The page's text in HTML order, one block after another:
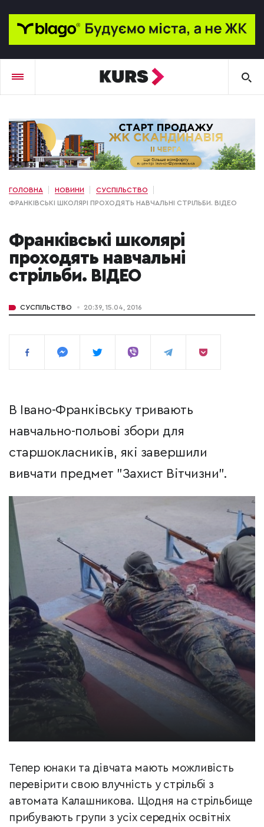
ГОЛОВНА НОВИНИ
СУСПІЛЬСТВО
ФРАНКІВСЬКІ ШКОЛЯРІ ПРОХОДЯТЬ НАВЧАЛЬНІ СТРІЛЬБИ. ВІДЕО
Франківські школярі
проходять навчальні
стрільби. ВІДЕО
СУСПІЛЬСТВО 20:39, 15.04, 2016
В Івано-Франківську тривають
навчально-польові збори для
старшокласників, які завершили
вивчати предмет "Захист Вітчизни".
Тепер юнаки та дівчата мають можливість
перевірити свою влучність у стрільбі з
автомата Калашникова. Щодня на стрільбище
прибувають групи з усіх середніх освітніх